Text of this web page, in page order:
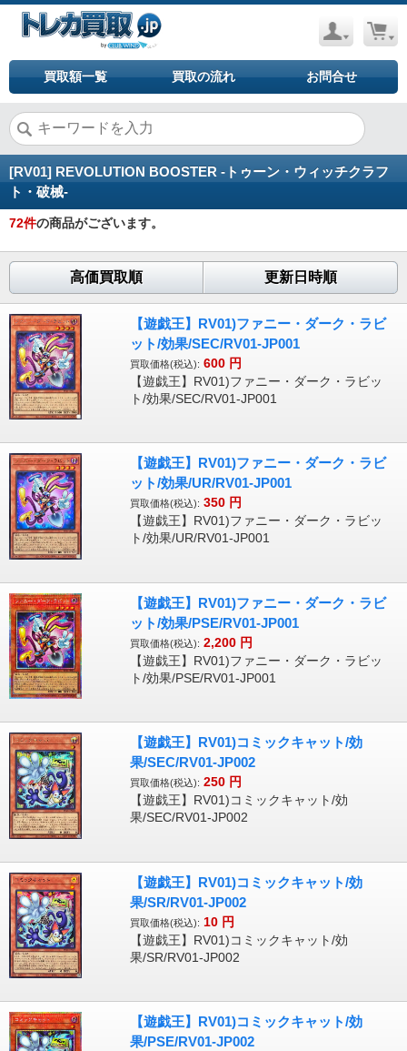
買取額一覧 買取の流れ お問合せ
[RV01] REVOLUTION BOOSTER -トゥーン・ウィッチクラフ
ト・破械-
72件の商品がございます。
高価買取順 更新日時順
【遊戯王】RV01)ファニー・ダーク・ラビ
ット/効果/SEC/RV01-JP001
買取価格(税込): 600 円
【遊戯王】RV01)ファニー・ダーク・ラビッ
ト/効果/SEC/RV01-JP001
【遊戯王】RV01)ファニー・ダーク・ラビ
ット/効果/UR/RV01-JP001
買取価格(税込): 350 円
【遊戯王】RV01)ファニー・ダーク・ラビッ
ト/効果/UR/RV01-JP001
【遊戯王】RV01)ファニー・ダーク・ラビ
ット/効果/PSE/RV01-JP001
買取価格(税込): 2,200 円
【遊戯王】RV01)ファニー・ダーク・ラビッ
ト/効果/PSE/RV01-JP001
【遊戯王】RV01)コミックキャット/効
果/SEC/RV01-JP002
買取価格(税込): 250 円
【遊戯王】RV01)コミックキャット/効
果/SEC/RV01-JP002
【遊戯王】RV01)コミックキャット/効
果/SR/RV01-JP002
買取価格(税込): 10 円
【遊戯王】RV01)コミックキャット/効
果/SR/RV01-JP002
【遊戯王】RV01)コミックキャット/効
果/PSE/RV01-JP002